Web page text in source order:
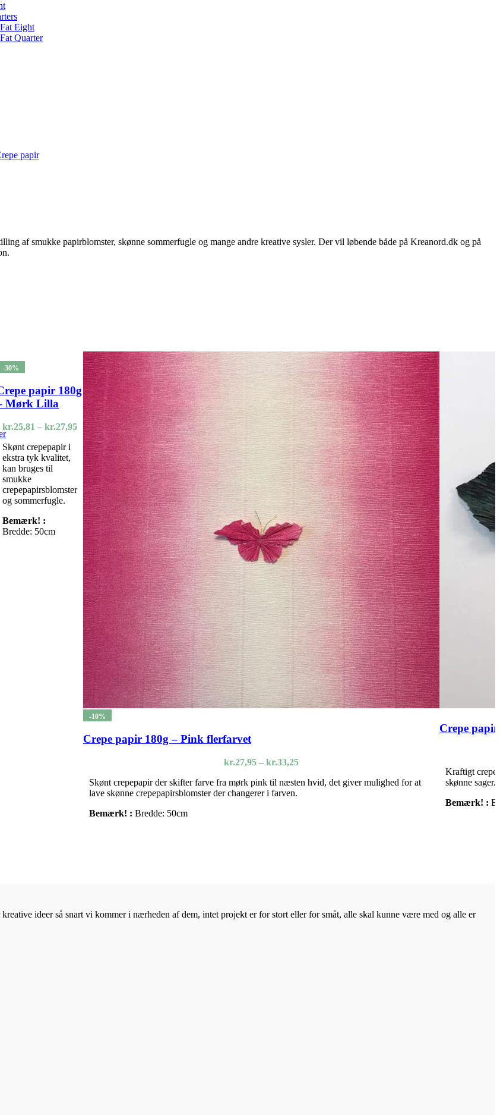
Eight
Quarter
papir
af smukke papirblomster, skønne sommerfugle og mange andre kreative sysler. Der vil løbende både på Kreanord.dk og på
-30%
papir 180g
Mørk Lilla
kr.25,81 – kr.27,95Prisinterval:
kr.25,81
til
kr.27,95
Skønt crepepapir i
ekstra tyk kvalitet,
kan bruges til
smukke
crepepapirsblomster
og sommerfugle.
Bemærk! :
Bredde: 50cm
-10%
Crepe papir 180g – Pink flerfarvet
kr.27,95 – kr.33,25Prisinterval:
til
Skønt crepepapir der skifter farve fra mørk pink til næsten hvid, det giver mulighed for at
lave skønne crepepapirsblomster der changerer i farven.
Bemærk! : Bredde: 50cm
Crepe
Kraftigt crepe
skønne sager.
Bemærk! :
ideer så snart vi kommer i nærheden af dem, intet projekt er for stort eller for småt, alle skal kunne være med og alle er